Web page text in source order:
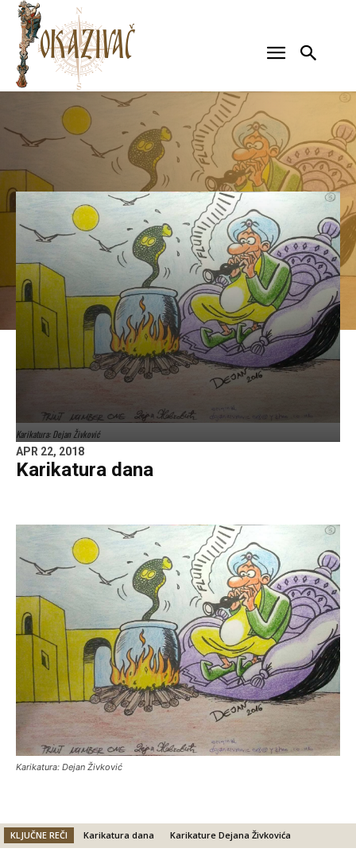
Karikatura: Dejan Živković
APR 22, 2018
Karikatura dana
Karikatura: Dejan Živković
KLJUČNE REČI Karikatura dana Karikature Dejana Živkovića